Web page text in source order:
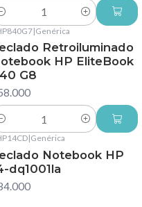
|Genérica
Retroiluminado
HP EliteBook
G8
|Genérica
Notebook HP
dq1001la